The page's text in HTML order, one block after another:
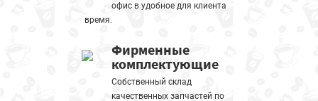
офис в удобное для клиента
время.
Фирменные
комплектующие
Собственный склад
качественных запчастей по